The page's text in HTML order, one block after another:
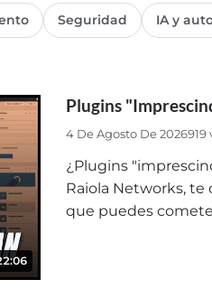
Seguridad IA y
Plugins
4 De Agosto De 2026919
¿Plugins
Raiola Networks, te
que puedes